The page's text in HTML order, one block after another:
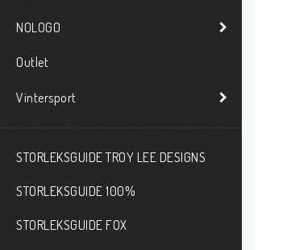
NOLOGO
Outlet
Vintersport
STORLEKSGUIDE TROY LEE DESIGNS
STORLEKSGUIDE 100%
STORLEKSGUIDE FOX